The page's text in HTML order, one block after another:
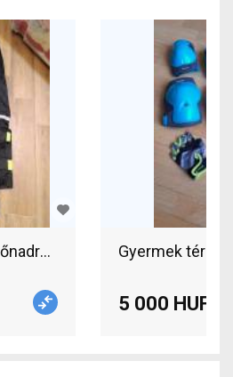
decathlon Cycling
Gyermek térd-
5 000 HUF